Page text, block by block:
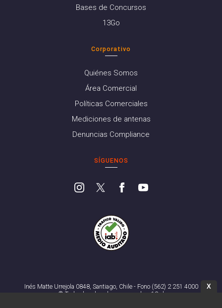
Bases de Concursos
13Go
Corporativo
Quiénes Somos
Área Comercial
Políticas Comerciales
Mediciones de antenas
Denuncias Compliance
SÍGUENOS
Inés Matte Urrejola 0848, Santiago, Chile - Fono (562) 2 251 4000
© Todos los derechos reservados. 13.cl
X